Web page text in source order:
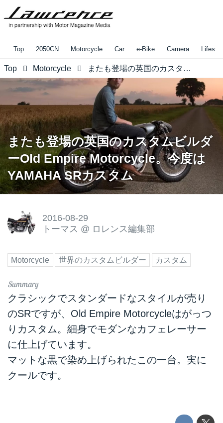
Top 2050CN Motorcycle Car e-Bike Camera
Top Motorcycle またも登場の英国のカスタムビルダーOld Empire Motorcycle。今度はYAMAHA SRカスタム
またも登場の英国のカスタムビルダ
ーOld Empire Motorcycle。今度は
YAMAHA SRカスタム
2016-08-29
トーマス @ ロレンス編集部
Motorcycle 世界のカスタムビルダー カスタム
クラシックでスタンダードなスタイルが売り
のSRですが、Old Empire Motorcycleはがっつ
りカスタム。細身でモダンなカフェレーサー
に仕上げています。
マットな黒で染め上げられたこの一台。実に
クールです。